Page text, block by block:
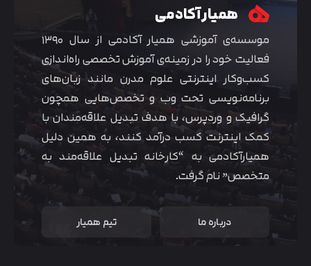
همیار آکادمی
موسسه‌ی آموزشی همیار آکادمی از سال ۱۳۹۰
فعالیت خود را در زمینه‌ی آموزش تخصصی راه‌اندازی
کسب‌و‌کار اینترنتی علوم مدرن مانند زبان‌های
برنامه‌نویسی تحت وب و تخصص‌هایی همچون
گرافیک و وردپرس، با هدف تبدیل علاقه‌مندان با
کمک اینترنت کسب درآمد کنند، به همین دلیل
همیارآکادمی به “کارخانه تبدیل علاقه‌مند به
متخصص” نام گرفت.
درباره ما تیم همیار
متوجه شدم